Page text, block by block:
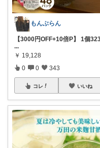
もんぶらん
【3000円OFF+10倍P】 1個
...
￥ 19,128
0 0 343
コレ いいね